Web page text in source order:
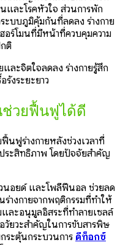
นและโรคหัวใจ ส่วนการพัก
บบภูมิคุ้มกันที่ลดลง ร่างกาย
อร์โมนที่มีหน้าที่ควบคุมความ
ติ
ละจิตใจลดลง ร่างกายรู้สึก
งระยะยาว
วยฟื้นฟูได้ดี
ฟูร่างกายหลังช่วงเวลาที่
ะสิทธิภาพ โดยปัจจัยสำคัญ
นอยด์ และโพลีฟีนอล ช่วยลด
างกายจากพฤติกรรมที่ทำให้
ละอนุมูลอิสระที่ทำลายเซลล์
วัยวะสำคัญในการขับสารพิษ
ระตุ้นกระบวนการ ดีท็อกซ์